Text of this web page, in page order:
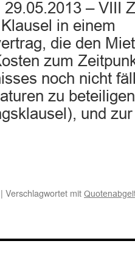
– VIII
in einem
die den
zum
noch nicht
zu beteiligen
und
| Verschlagwortet mit